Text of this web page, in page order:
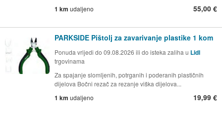
1 km udaljeno 55,00 €
PARKSIDE Pištolj za zavarivanje plastike 1 kom
Ponuda vrijedi do 09.08.2026 ili do isteka zaliha u Lidl
trgovinama
Za spajanje slomljenih, potrganih i poderanih plastičnih
dijelova Bočni rezač za rezanje viška dijelova...
1 km udaljeno 19,99 €